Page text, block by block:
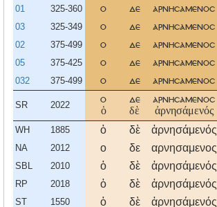
01 325-360 ο δε αρνησαμενοσ
03 325-349 ο δε αρνησαμενοσ
02 375-499 ο δε αρνησαμενοσ
05 375-425 ο δε αρνησαμενοσ
032 375-499 ο δε αρνησαμενοσ
SR 2022
ο
ὁ
δε
δὲ
αρνησαμενοσ
ἀρνησάμενός
WH 1885 ὁ δὲ ἀρνησάμενός
NA 2012 ο δε αρνησαμενος
SBL 2010 ὁ δὲ ἀρνησάμενός
RP 2018 ὁ δὲ ἀρνησάμενός
ST 1550 ὁ δὲ ἀρνησάμενός